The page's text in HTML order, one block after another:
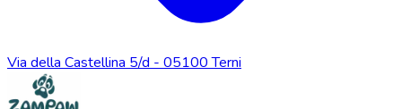
Via della Castellina 5/d - 05100 Terni